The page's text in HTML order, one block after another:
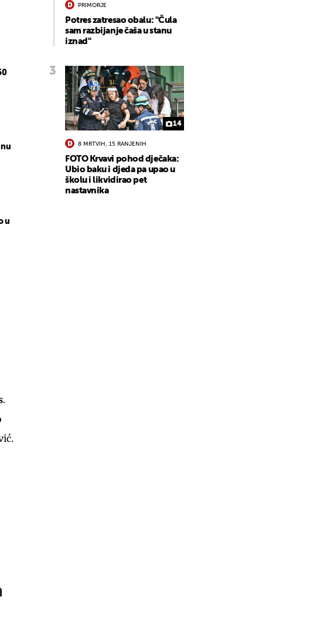
u
.
PRIMORJE
Potres zatresao obalu: "Čula
sam razbijanje čaša u stanu
iznad"
14
8 MRTVIH, 15 RANJENIH
FOTO Krvavi pohod dječaka:
Ubio baku i djeda pa upao u
školu i likvidirao pet
nastavnika